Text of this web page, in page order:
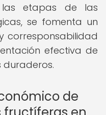
etapas de las
se fomenta un
corresponsabilidad
efectiva de
duraderos.
de